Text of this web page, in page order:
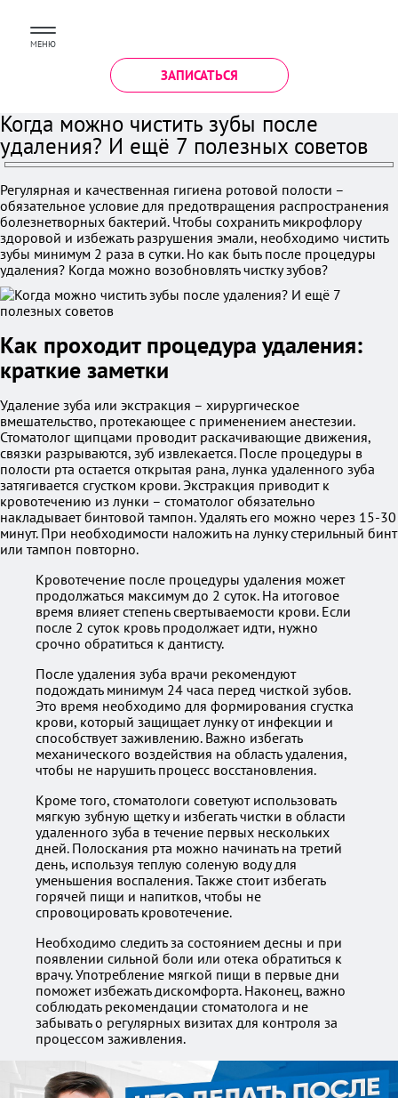
МЕНЮ
ЗАПИСАТЬСЯ
Когда можно чистить зубы после
удаления? И ещё 7 полезных советов
Регулярная и качественная гигиена ротовой полости –
обязательное условие для предотвращения распространения
болезнетворных бактерий. Чтобы сохранить микрофлору
здоровой и избежать разрушения эмали, необходимо чистить
зубы минимум 2 раза в сутки. Но как быть после процедуры
удаления? Когда можно возобновлять чистку зубов?
Как проходит процедура удаления:
краткие заметки
Удаление зуба или экстракция – хирургическое
вмешательство, протекающее с применением анестезии.
Стоматолог щипцами проводит раскачивающие движения,
связки разрываются, зуб извлекается. После процедуры в
полости рта остается открытая рана, лунка удаленного зуба
затягивается сгустком крови. Экстракция приводит к
кровотечению из лунки – стоматолог обязательно
накладывает бинтовой тампон. Удалять его можно через 15-30
минут. При необходимости наложить на лунку стерильный бинт
или тампон повторно.
Кровотечение после процедуры удаления может
продолжаться максимум до 2 суток. На итоговое
время влияет степень свертываемости крови. Если
после 2 суток кровь продолжает идти, нужно
срочно обратиться к дантисту.
После удаления зуба врачи рекомендуют
подождать минимум 24 часа перед чисткой зубов.
Это время необходимо для формирования сгустка
крови, который защищает лунку от инфекции и
способствует заживлению. Важно избегать
механического воздействия на область удаления,
чтобы не нарушить процесс восстановления.
Кроме того, стоматологи советуют использовать
мягкую зубную щетку и избегать чистки в области
удаленного зуба в течение первых нескольких
дней. Полоскания рта можно начинать на третий
день, используя теплую соленую воду для
уменьшения воспаления. Также стоит избегать
горячей пищи и напитков, чтобы не
спровоцировать кровотечение.
Необходимо следить за состоянием десны и при
появлении сильной боли или отека обратиться к
врачу. Употребление мягкой пищи в первые дни
поможет избежать дискомфорта. Наконец, важно
соблюдать рекомендации стоматолога и не
забывать о регулярных визитах для контроля за
процессом заживления.